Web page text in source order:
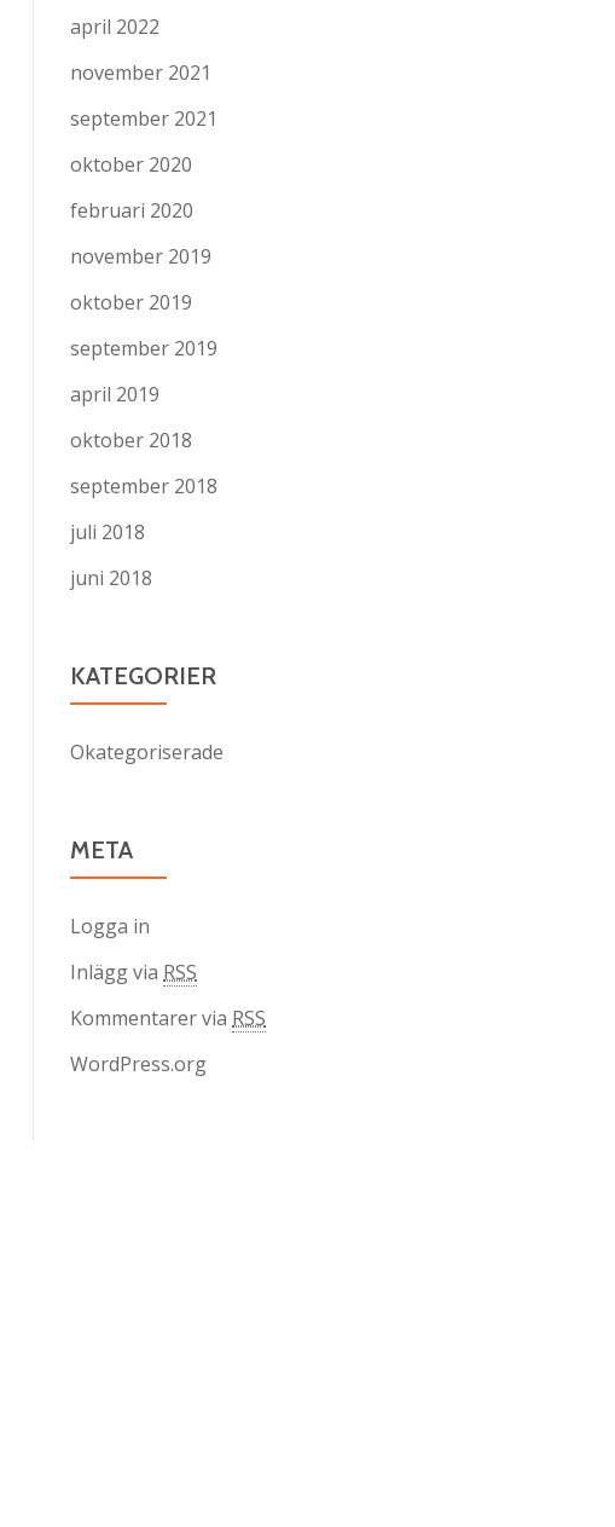
april 2022
november 2021
september 2021
oktober 2020
februari 2020
november 2019
oktober 2019
september 2019
april 2019
oktober 2018
september 2018
juli 2018
juni 2018
KATEGORIER
Okategoriserade
META
Logga in
Inlägg via RSS
Kommentarer via RSS
WordPress.org